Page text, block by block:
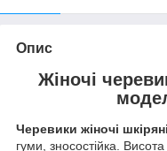
Опис
Жіночі
Черевики жіночі
гуми, зносостійка.